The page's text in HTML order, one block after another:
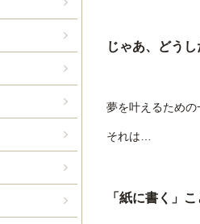
じゃあ、どう
夢を叶えるための
それは…
「紙に書く」こ